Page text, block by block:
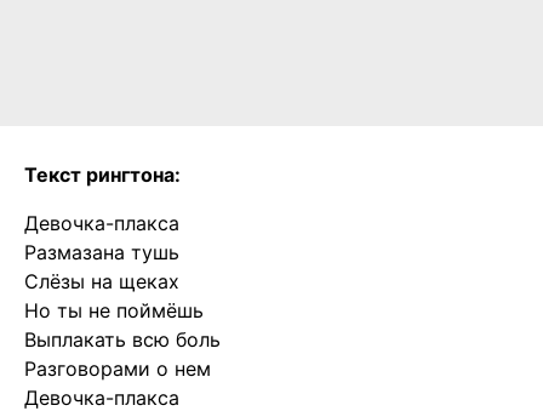
Текст рингтона:
Девочка-плакса
Размазана тушь
Слёзы на щеках
Но ты не поймёшь
Выплакать всю боль
Разговорами о нем
Девочка-плакса